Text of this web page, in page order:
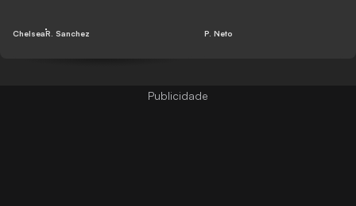
Arsenal e o City
ChelseaR. Sanchez
investigação da
P. Neto